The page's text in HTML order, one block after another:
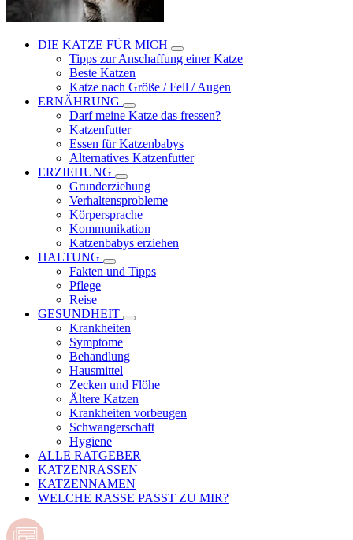
DIE KATZE FÜR MICH
Tipps zur Anschaffung einer Katze
Beste Katzen
Katze nach Größe / Fell / Augen
ERNÄHRUNG
Darf meine Katze das fressen?
Katzenfutter
Essen für Katzenbabys
Alternatives Katzenfutter
ERZIEHUNG
Grunderziehung
Verhaltensprobleme
Körpersprache
Kommunikation
Katzenbabys erziehen
HALTUNG
Fakten und Tipps
Pflege
Reise
GESUNDHEIT
Krankheiten
Symptome
Behandlung
Hausmittel
Zecken und Flöhe
Ältere Katzen
Krankheiten vorbeugen
Schwangerschaft
Hygiene
ALLE RATGEBER
KATZENRASSEN
KATZENNAMEN
WELCHE RASSE PASST ZU MIR?